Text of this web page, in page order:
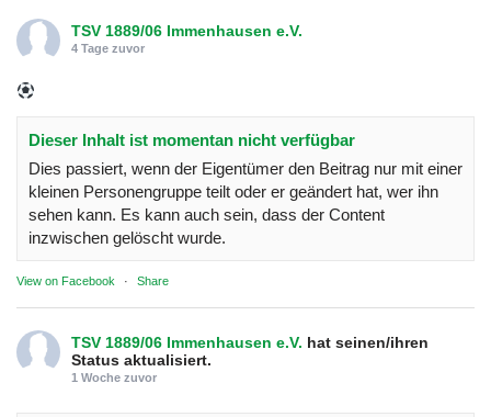
TSV 1889/06 Immenhausen e.V.
4 Tage zuvor
Dieser Inhalt ist momentan nicht verfügbar
Dies passiert, wenn der Eigentümer den Beitrag nur mit einer
kleinen Personengruppe teilt oder er geändert hat, wer ihn
sehen kann. Es kann auch sein, dass der Content
inzwischen gelöscht wurde.
View on Facebook · Share
TSV 1889/06 Immenhausen e.V. hat seinen/ihren
Status aktualisiert.
1 Woche zuvor